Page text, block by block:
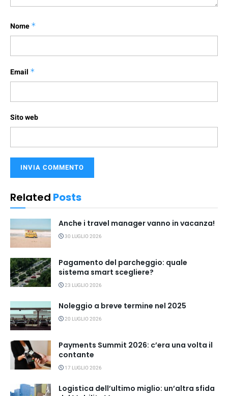
Nome *
Email *
Sito web
Related Posts
Anche i travel manager vanno in vacanza!
30 LUGLIO 2026
Pagamento del parcheggio: quale
sistema smart scegliere?
23 LUGLIO 2026
Noleggio a breve termine nel 2025
20 LUGLIO 2026
Payments Summit 2026: c’era una volta il
contante
17 LUGLIO 2026
Logistica dell’ultimo miglio: un’altra sfida